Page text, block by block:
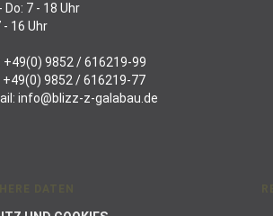
Do: 7 - 18 Uhr
- 16 Uhr
+49(0) 9852 / 616219-99
+49(0) 9852 / 616219-77
info@blizz-z-galabau.de